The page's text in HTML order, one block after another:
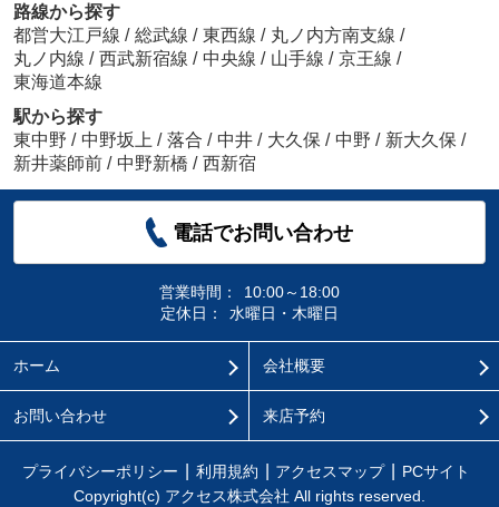
路線から探す
都営大江戸線 / 総武線 / 東西線 / 丸ノ内方南支線 /
丸ノ内線 / 西武新宿線 / 中央線 / 山手線 / 京王線 /
東海道本線
駅から探す
東中野 / 中野坂上 / 落合 / 中井 / 大久保 / 中野 / 新大久保 /
新井薬師前 / 中野新橋 / 西新宿
電話でお問い合わせ
営業時間：
10:00～18:00
定休日：
水曜日・木曜日
ホーム 会社概要
お問い合わせ 来店予約
プライバシーポリシー 利用規約 アクセスマップ
PCサイト
Copyright(c) アクセス株式会社 All rights reserved.